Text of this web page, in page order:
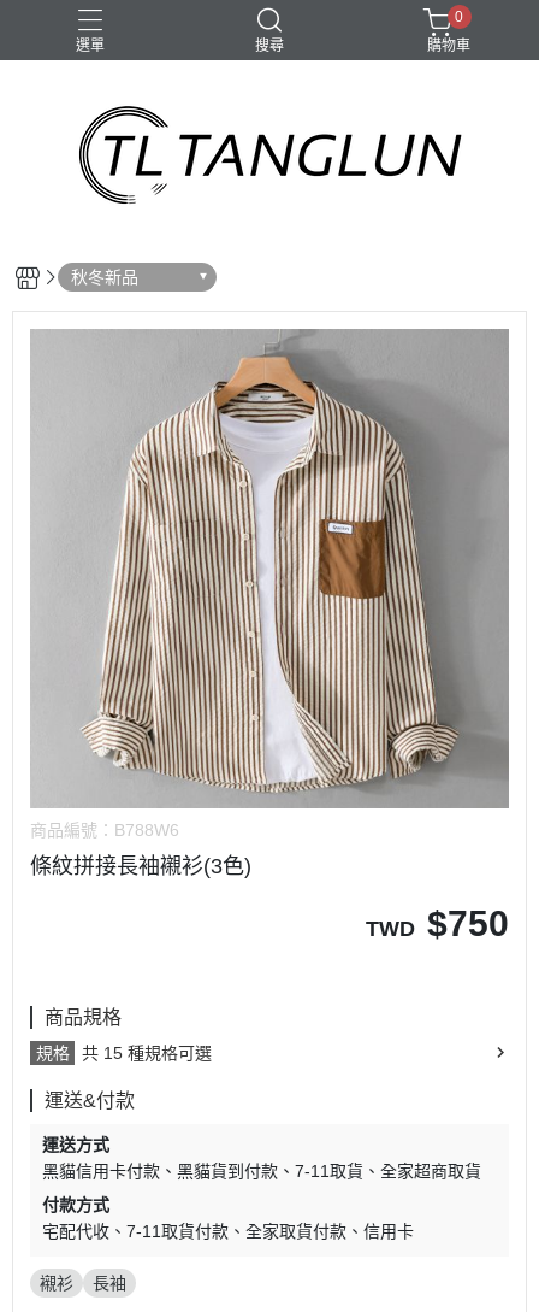
選單 搜尋
0
購物車
秋冬新品
商品編號： B788W6
條紋拼接長袖襯衫(3色)
TWD $750
商品規格
規格 共 15 種規格可選
運送&付款
運送方式
黑貓信用卡付款
黑貓貨到付款 7-11取貨
全家超商取貨
付款方式
宅配代收
7-11取貨付款 全家取貨付款 信用卡
襯衫 長袖